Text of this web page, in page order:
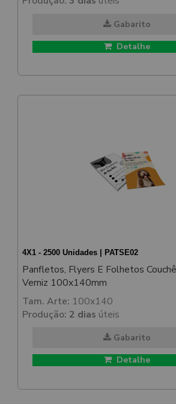
Gabarito
Detalhe
4X1 - 2500 Unidades | PATSE02
Panfletos, Flyers E Folhetos
Verniz 100x140mm
Tam. Arte: 100x140
Produção: 2 dias úteis
Gabarito
Detalhe